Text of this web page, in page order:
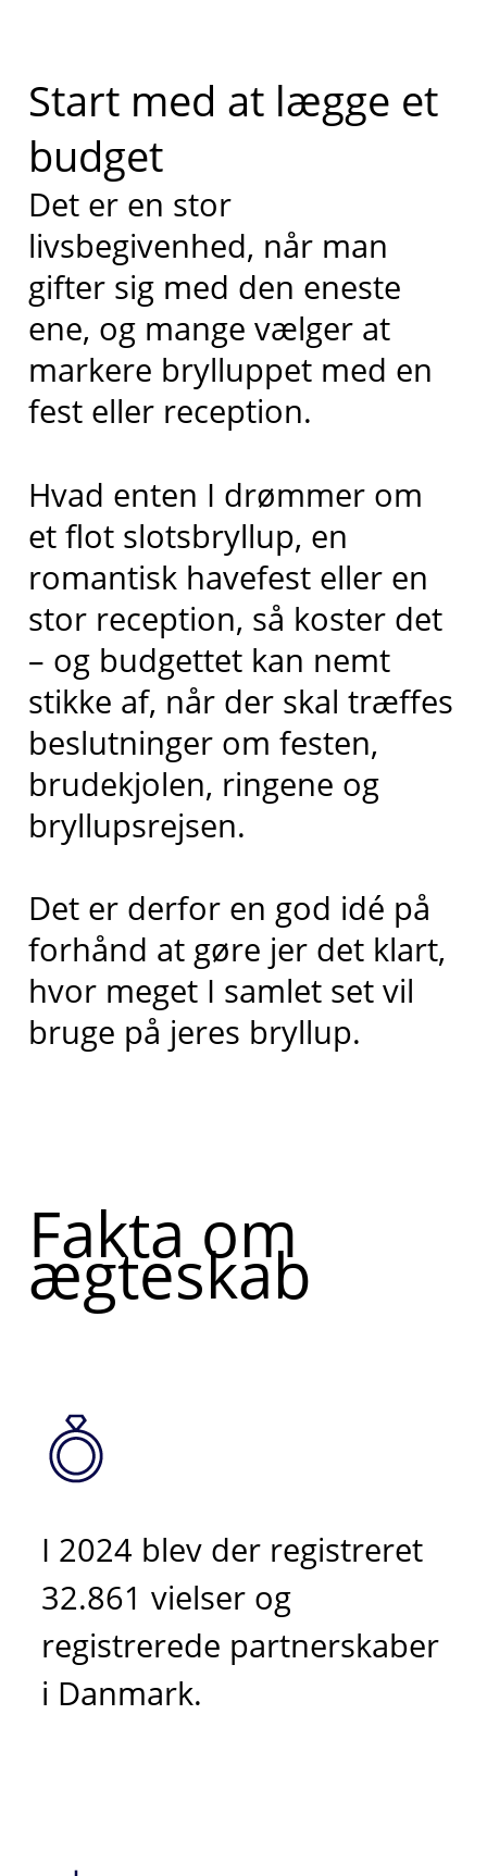
Start med at lægge et
budget
Det er en stor
livsbegivenhed, når man
gifter sig med den eneste
ene, og mange vælger at
markere brylluppet med en
fest eller reception.
Hvad enten I drømmer om
et flot slotsbryllup, en
romantisk havefest eller en
stor reception, så koster det
– og budgettet kan nemt
stikke af, når der skal træffes
beslutninger om festen,
brudekjolen, ringene og
bryllupsrejsen.
Det er derfor en god idé på
forhånd at gøre jer det klart,
hvor meget I samlet set vil
bruge på jeres bryllup.
Fakta om
ægteskab
I 2024 blev der registreret
32.861 vielser og
registrerede partnerskaber
i Danmark.